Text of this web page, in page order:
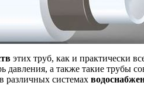
этих труб, как и практически
давления, а также такие трубы
различных системах